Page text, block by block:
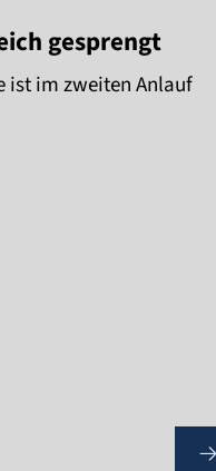
gesprengt
ist im zweiten Anlauf